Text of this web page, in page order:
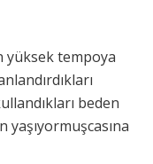
yüksek tempoya
beden